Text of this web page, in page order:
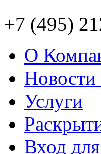
+7 (495)
О
Услуги
Вход